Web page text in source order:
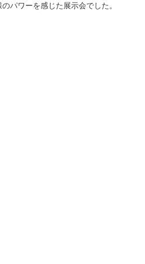
パワーを感じた展示会でした。